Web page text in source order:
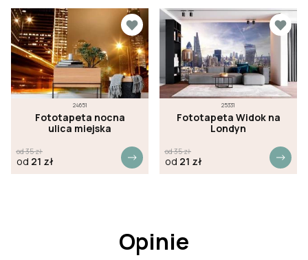
24651
Fototapeta nocna
ulica miejska
od35zł
od 21 zł
25331
Fototapeta Widok na
Londyn
od35zł
od 21 zł
Opinie